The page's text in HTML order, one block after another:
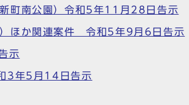
町南公園）令和5年11月28日告示
）ほか関連案件 令和5年9月6日告示
示
3年5月14日告示